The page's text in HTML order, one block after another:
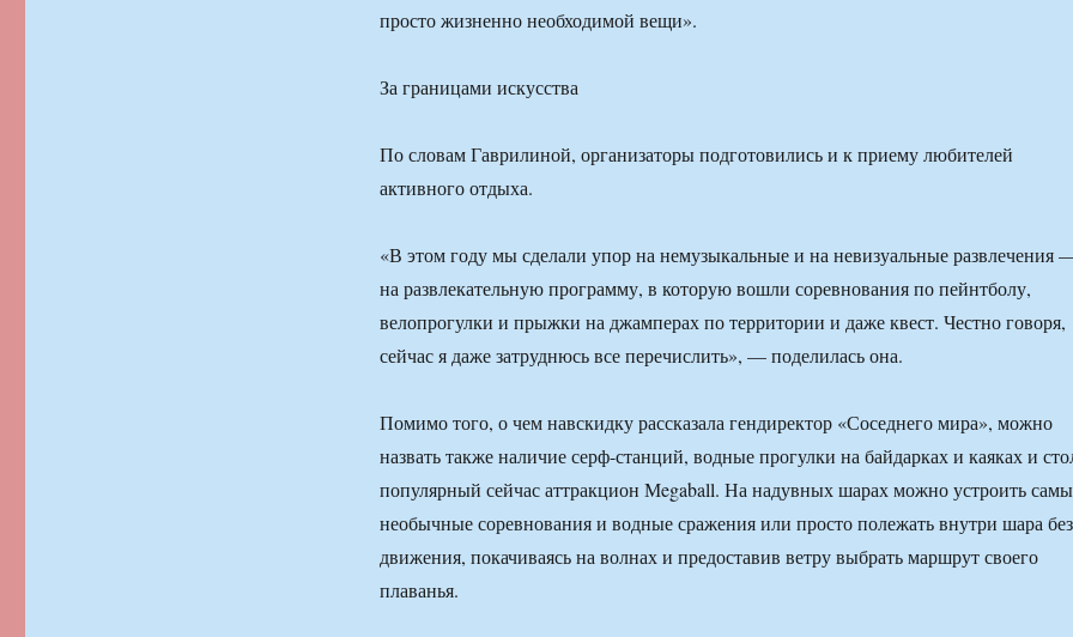
просто жизненно необходимой вещи».
За границами искусства
По словам Гаврилиной, организаторы подготовились и к приему любителей
активного отдыха.
«В этом году мы сделали упор на немузыкальные и на невизуальные развлечения
на развлекательную программу, в которую вошли соревнования по пейнтболу,
велопрогулки и прыжки на джамперах по территории и даже квест. Честно говоря,
сейчас я даже затруднюсь все перечислить», — поделилась она.
Помимо того, о чем навскидку рассказала гендиректор «Соседнего мира», можно
назвать также наличие серф-станций, водные прогулки на байдарках и каяках и
популярный сейчас аттракцион Мegaball. На надувных шарах можно устроить
необычные соревнования и водные сражения или просто полежать внутри шара без
движения, покачиваясь на волнах и предоставив ветру выбрать маршрут своего
плаванья.